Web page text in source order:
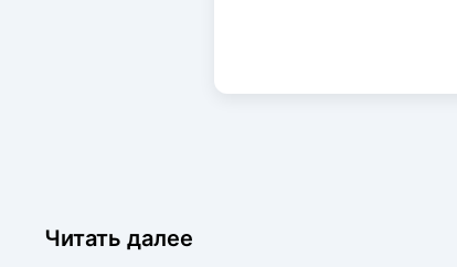
Читать далее